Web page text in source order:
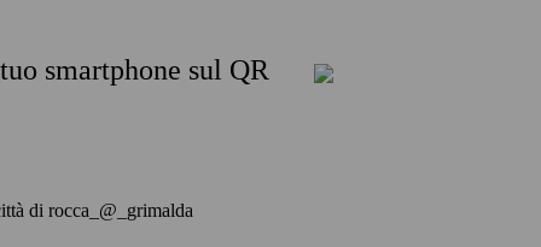
smartphone sul QR
di rocca_@_grimalda